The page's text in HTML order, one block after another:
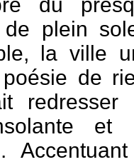
du
de plein
la ville
de